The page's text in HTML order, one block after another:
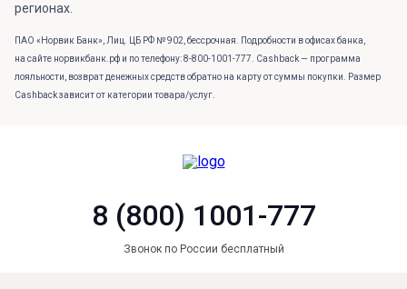
регионах.
ПАО «Норвик Банк», Лиц. ЦБ РФ № 902, бессрочная. Подробности в офисах банка,
на сайте норвикбанк.рф и по телефону: 8-800-1001-777. Cashback — программа
лояльности, возврат денежных средств обратно на карту от суммы покупки. Размер
Cashback зависит от категории товара/услуг.
8 (800) 1001-777
Звонок по России бесплатный